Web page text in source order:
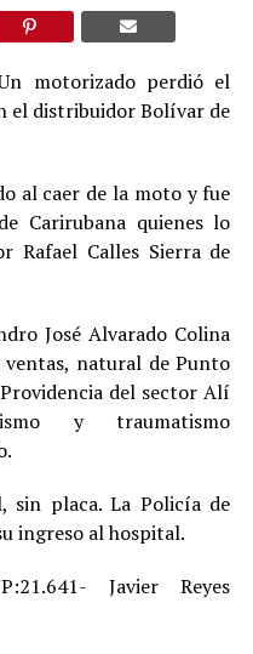
motorizado perdió el
el distribuidor Bolívar de
al caer de la moto y fue
Carirubana quienes lo
Rafael Calles Sierra de
José Alvarado Colina
ventas, natural de Punto
del sector Alí
y traumatismo
sin placa. La Policía de
ingreso al hospital.
Javier Reyes